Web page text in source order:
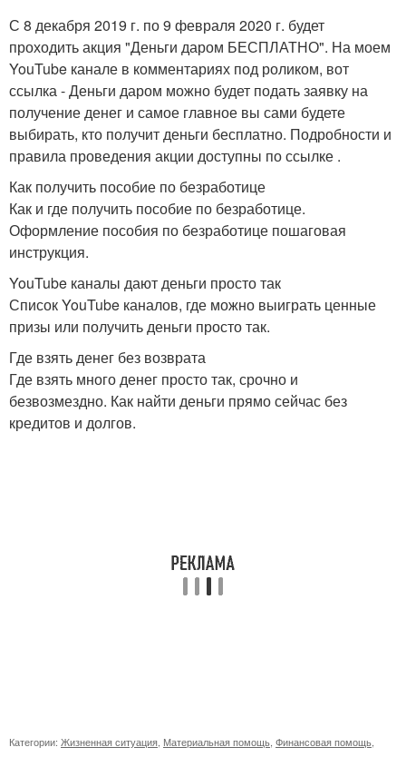
С 8 декабря 2019 г. по 9 февраля 2020 г. будет
проходить акция "Деньги даром БЕСПЛАТНО". На моем
YouTube канале в комментариях под роликом, вот
ссылка - Деньги даром можно будет подать заявку на
получение денег и самое главное вы сами будете
выбирать, кто получит деньги бесплатно. Подробности и
правила проведения акции доступны по ссылке .
Как получить пособие по безработице
Как и где получить пособие по безработице.
Оформление пособия по безработице пошаговая
инструкция.
YouTube каналы дают деньги просто так
Список YouTube каналов, где можно выиграть ценные
призы или получить деньги просто так.
Где взять денег без возврата
Где взять много денег просто так, срочно и
безвозмездно. Как найти деньги прямо сейчас без
кредитов и долгов.
Категории: Жизненная ситуация Материальная помощь Финансовая помощь